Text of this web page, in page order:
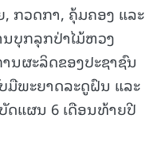
, ກວດກາ, ຄຸ້ມຄອງ ແລະ
ບຸກລຸກປ່າໄມ້ຫວງ
ຜະລິດຂອງປະຊາຊົນ
ມືພະຍາດລະດູຝົນ ແລະ
ແຜນ 6 ເດືອນທ້າຍປີ